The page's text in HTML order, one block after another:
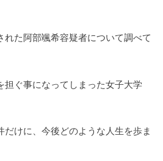
れた阿部颯希容疑者について調べて
担ぐ事になってしまった女子大学
けに、今後どのような人生を歩ま